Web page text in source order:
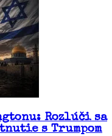
Rozlúči sa
s Trumpom